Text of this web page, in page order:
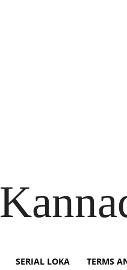
SERIAL LOKA TERMS